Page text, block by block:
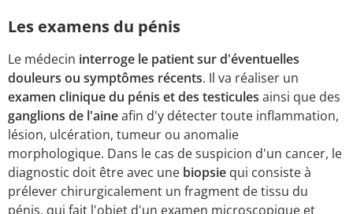
Les examens du pénis
Le médecin interroge le patient sur d'éventuelles
douleurs ou symptômes récents. Il va réaliser un
examen clinique du pénis et des testicules ainsi que des
ganglions de l'aineafin d'y détecter toute inflammation,
lésion, ulcération, tumeur ou anomalie
morphologique. Dans le cas de suspicion d'un cancer, le
diagnostic doit être avec une biopsie qui consiste à
prélever chirurgicalement un fragment de tissu du
pénis, qui fait l'objet d'un examen microscopique et